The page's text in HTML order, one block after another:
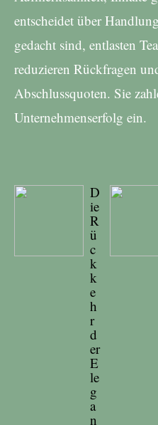
entscheidet über
gedacht sind, entlasten
reduzieren Rückfragen
Abschlussquoten. Sie
Unternehmenserfolg ein.
D
ie
R
ü
c
k
k
e
h
r
d
er
E
le
g
a
n